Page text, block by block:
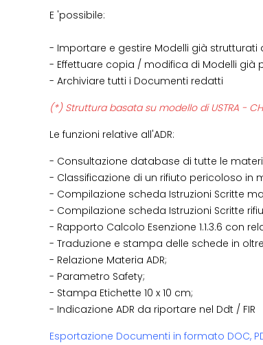
E 'possibile:
- Importare e gestire Modelli già strutturati
- Effettuare copia / modifica di Modelli già
- Archiviare tutti i Documenti redatti
(*) Struttura basata su modello di USTRA -
Le funzioni relative all'ADR:
- Consultazione database di tutte le
- Classificazione di un rifiuto pericoloso in
- Compilazione scheda Istruzioni Scritte
- Compilazione scheda Istruzioni Scritte
- Rapporto Calcolo Esenzione 1.1.3.6 con
- Traduzione e stampa delle schede in
- Relazione Materia ADR;
- Parametro Safety;
- Stampa Etichette 10 x 10 cm;
- Indicazione ADR da riportare nel Ddt / FIR
Esportazione Documenti in formato DOC,